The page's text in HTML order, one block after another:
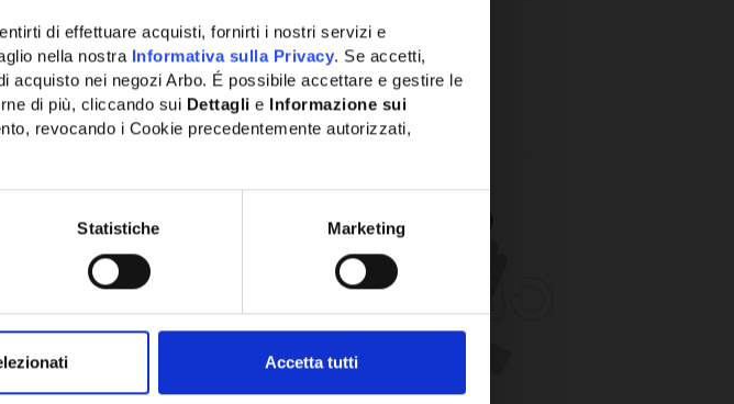
di effettuare acquisti, fornirti i nostri servizi e
nella nostra Informativa sulla Privacy. Se accetti,
nei negozi Arbo. É possibile accettare e gestire le
di più, cliccando sui Dettagli e Informazione sui
revocando i Cookie precedentemente autorizzati,
Statistiche Marketing
Accetta tutti
interessarti